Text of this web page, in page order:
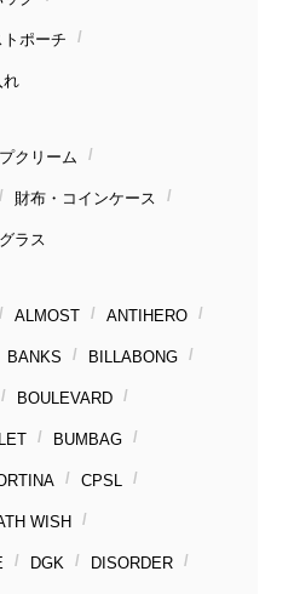
ポーチ
れ
クリーム
財布・コインケース
ラス
ALMOST ANTIHERO
BANKS BILLABONG
BOULEVARD
BUMBAG
CPSL
WISH
DGK DISORDER